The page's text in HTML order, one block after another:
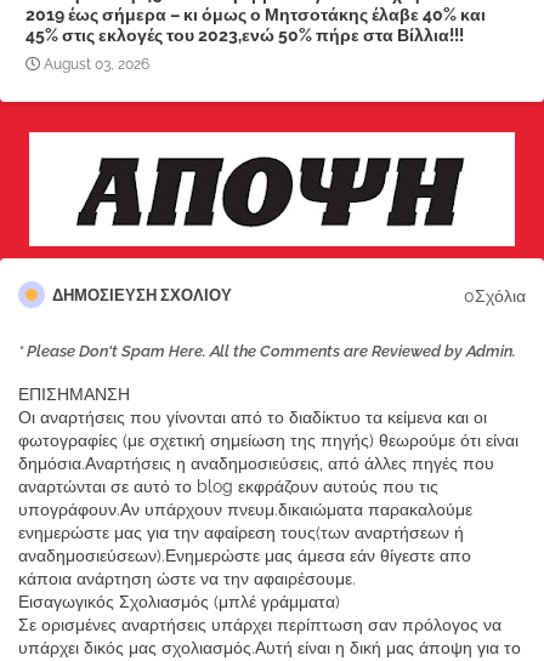
2019 έως σήμερα – κι όμως ο Μητσοτάκης έλαβε 40% και
45% στις εκλογές του 2023,ενώ 50% πήρε στα Βίλλια!!!
August 03, 2026
ΔΗΜΟΣΊΕΥΣΗ ΣΧΟΛΊΟΥ 0Σχόλια
* Please Don't Spam Here. All the Comments are Reviewed by Admin.
ΕΠΙΣΗΜΑΝΣΗ
Οι αναρτήσεις που γίνονται από το διαδίκτυο τα κείμενα και οι
φωτογραφίες (με σχετική σημείωση της πηγής) θεωρούμε ότι είναι
δημόσια.Αναρτήσεις η αναδημοσιεύσεις, από άλλες πηγές που
αναρτώνται σε αυτό το blog εκφράζουν αυτούς που τις
υπογράφουν.Αν υπάρχουν πνευμ.δικαιώματα παρακαλούμε
ενημερώστε μας για την αφαίρεση τους(των αναρτήσεων ή
αναδημοσιεύσεων).Ενημερώστε μας άμεσα εάν θίγεστε απο
κάποια ανάρτηση ώστε να την αφαιρέσουμε.
Εισαγωγικός Σχολιασμός (μπλέ γράμματα)
Σε ορισμένες αναρτήσεις υπάρχει περίπτωση σαν πρόλογος να
υπάρχει δικός μας σχολιασμός.Αυτή είναι η δική μας άποψη για το